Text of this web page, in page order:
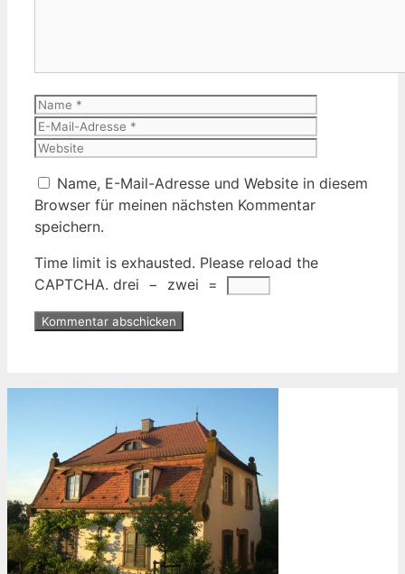
Name
Name, E-Mail-Adresse und Website in diesem
Browser für meinen nächsten Kommentar
speichern.
Time limit is exhausted. Please reload the
CAPTCHA. drei − zwei =